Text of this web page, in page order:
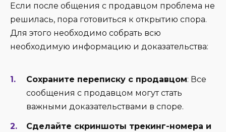
Если после общения с продавцом проблема не
решилась, пора готовиться к открытию спора.
Для этого необходимо собрать всю
необходимую информацию и доказательства:
Сохраните переписку с продавцом: Все
сообщения с продавцом могут стать
важными доказательствами в споре.
Сделайте скриншоты трекинг-номера и